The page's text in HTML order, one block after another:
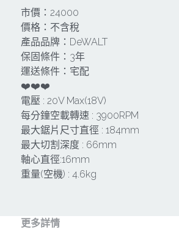
Milwaukee-充電器、電池、配件
Milwaukee-12
Dewalt 電池、充電器、配件
KingTony KUANI 專業級工具
stanley 電池、充電器
Milwaukee-18
KUMAS 工具
電池及配件
雷射測距儀
引擎類
Hikoki
REXON
MK-POWER
HULK 浩克
其它工具
五金及其它
中亞焊條產品
延長線、電線、電焊線
電焊夾及切斷器
充電器
鋸片類
板手及夾頭類
搜索
市價：24000
價格：不含稅
產品品牌：DeWALT
保固條件：3年
運送條件：宅配
❤️❤️❤️
電壓 : 20V Max(18V)
每分鐘空載轉速 : 3900RPM
最大鋸片尺寸直徑 : 184mm
最大切割深度 : 66mm
軸心直徑:16mm
重量(空機) : 4.6kg
更多詳情